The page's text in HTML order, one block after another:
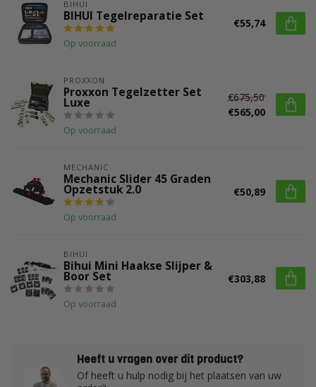
BIHUI
BIHUI Tegelreparatie Set
Op voorraad
€55,74
PROXXON
Proxxon Tegelzetter Set
Luxe
Op voorraad
€675,50
€565,00
MECHANIC
Mechanic Slider 45 Graden
Opzetstuk 2.0
Op voorraad
€50,89
BIHUI
Bihui Mini Haakse Slijper &
Boor Set
Op voorraad
€303,88
Heeft u vragen over dit product?
Of heeft u hulp nodig bij het plaatsen van uw